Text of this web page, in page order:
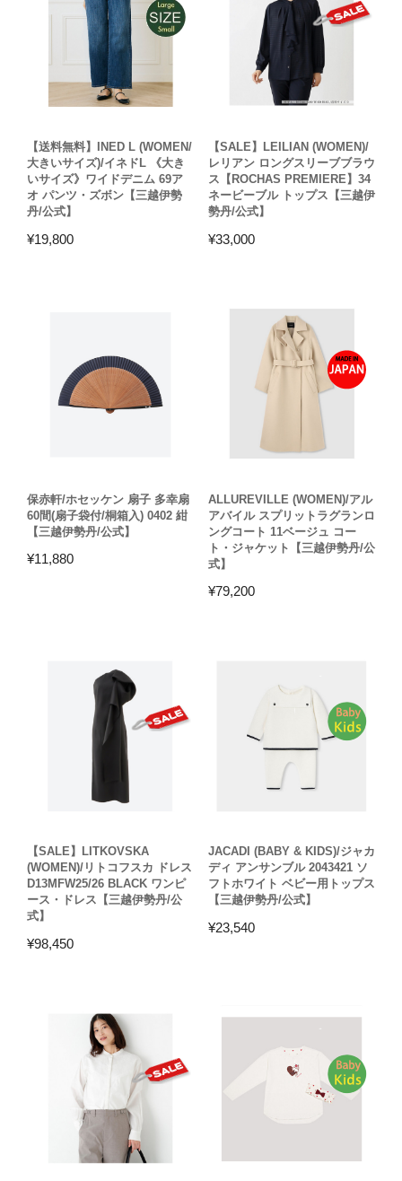
【送料無料】INED L (WOMEN/
大きいサイズ)/イネドL 《大き
いサイズ》ワイドデニム 69ア
オ パンツ・ズボン【三越伊勢
丹/公式】
¥19,800
【SALE】LEILIAN (WOMEN)/
レリアン ロングスリーブブラウ
ス【ROCHAS PREMIERE】34
ネービーブル トップス【三越伊
勢丹/公式】
¥33,000
保赤軒/ホセッケン 扇子 多幸扇
60間(扇子袋付/桐箱入) 0402 紺
【三越伊勢丹/公式】
¥11,880
ALLUREVILLE (WOMEN)/アル
アバイル スプリットラグランロ
ングコート 11ベージュ コー
ト・ジャケット【三越伊勢丹/公
式】
¥79,200
【SALE】LITKOVSKA
(WOMEN)/リトコフスカ ドレス
D13MFW25/26 BLACK ワンピ
ース・ドレス【三越伊勢丹/公
式】
¥98,450
JACADI (BABY & KIDS)/ジャカ
ディ アンサンブル 2043421 ソ
フトホワイト ベビー用トップス
【三越伊勢丹/公式】
¥23,540